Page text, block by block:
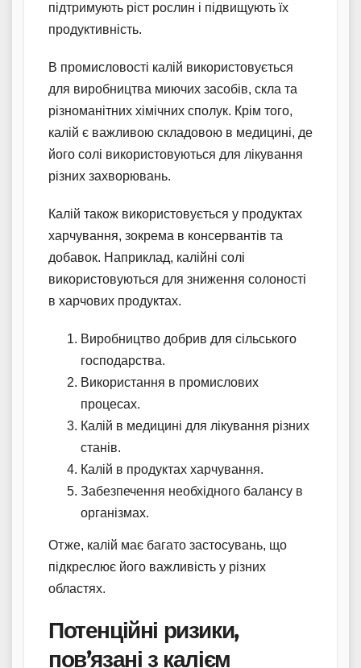
підтримують ріст рослин і підвищують їх
продуктивність.
В промисловості калій використовується
для виробництва миючих засобів, скла та
різноманітних хімічних сполук. Крім того,
калій є важливою складовою в медицині, де
його солі використовуються для лікування
різних захворювань.
Калій також використовується у продуктах
харчування, зокрема в консервантів та
добавок. Наприклад, калійні солі
використовуються для зниження солоності
в харчових продуктах.
Виробництво добрив для сільського
господарства.
Використання в промислових
процесах.
Калій в медицині для лікування різних
станів.
Калій в продуктах харчування.
Забезпечення необхідного балансу в
організмах.
Отже, калій має багато застосувань, що
підкреслює його важливість у різних
областях.
Потенційні ризики,
пов’язані з калієм